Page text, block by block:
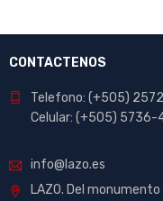
CONTACTENOS
Telefono: (+505)
Celular: (+505) 5736-
info@lazo.es
LAZO. Del